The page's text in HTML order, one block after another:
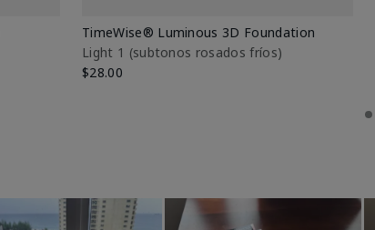
TimeWise® Luminous 3D Foundation
Light 1​ (subtonos rosados fríos)
$28.00